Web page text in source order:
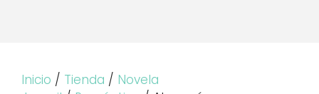
Inicio / Tienda / Novela